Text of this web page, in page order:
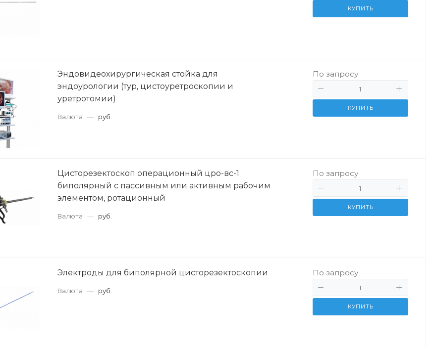
КУПИТЬ
Эндовидеохирургическая стойка для
эндоурологии (тур, цистоуретроскопии и
уретротомии)
Валюта — руб.
По запросу
КУПИТЬ
Цисторезектоскоп операционный цро-вс-1
биполярный с пассивным или активным рабочим
элементом, ротационный
Валюта — руб.
По запросу
КУПИТЬ
Электроды для биполярной цисторезектоскопии
Валюта — руб.
По запросу
КУПИТЬ